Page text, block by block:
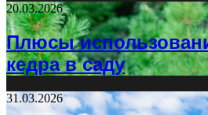
20.03.2026
Плюсы
кедра в саду
31.03.2026